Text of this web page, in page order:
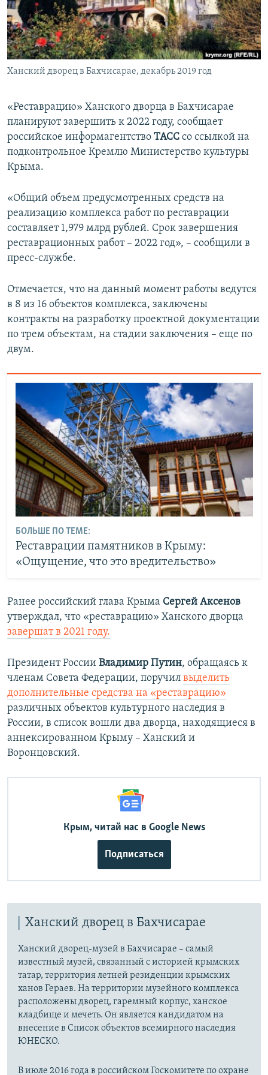
ПОБЕДИТЕЛЕЙ НЕ СУДЯТ?
КРЫМ.НЕПОКОРЕННЫЙ
ELIFBE
УКРАИНСКАЯ ПРОБЛЕМА КРЫМА
ПРИСОЕДИНЯЙТЕСЬ!
Ханский дворец в Бахчисарае, декабрь 2019 год
«Реставрацию» Ханского дворца в Бахчисарае
планируют завершить к 2022 году, сообщает
российское информагентство ТАСС со ссылкой на
подконтрольное Кремлю Министерство культуры
Крыма.
«Общий объем предусмотренных средств на
реализацию комплекса работ по реставрации
составляет 1,979 млрд рублей. Срок завершения
реставрационных работ – 2022 год», – сообщили в
пресс-службе.
Отмечается, что на данный момент работы ведутся
в 8 из 16 объектов комплекса, заключены
контракты на разработку проектной документации
по трем объектам, на стадии заключения – еще по
двум.
БОЛЬШЕ ПО ТЕМЕ:
Реставрации памятников в Крыму:
«Ощущение, что это вредительство»
Ранее российский глава Крыма Сергей Аксенов
утверждал, что «реставрацию» Ханского дворца
завершат в 2021 году.
Президент России Владимир Путин, обращаясь к
членам Совета Федерации, поручил выделить
дополнительные средства на «реставрацию»
различных объектов культурного наследия в
России, в список вошли два дворца, находящиеся в
аннексированном Крыму – Ханский и
Воронцовский.
Крым, читай нас в Google News
Подписаться
Ханский дворец в Бахчисарае
Ханский дворец-музей в Бахчисарае – самый
известный музей, связанный с историей крымских
татар, территория летней резиденции крымских
ханов Гераев. На территории музейного комплекса
расположены дворец, гаремный корпус, ханское
кладбище и мечеть. Он является кандидатом на
внесение в Список объектов всемирного наследия
ЮНЕСКО.
В июле 2016 года в российском Госкомитете по охране